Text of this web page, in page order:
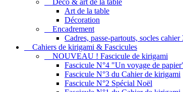
Déco & art de la table
Art de la table
Décoration
Encadrement
Cadres, passe-partouts, socles cahier
Cahiers de kirigami & Fascicules
NOUVEAU ! Fascicule de kirigami
Fascicule N°4 "Un voyage de
Fascicule N°3 du Cahier de kirigami
Fascicule N°2 Spécial Noël